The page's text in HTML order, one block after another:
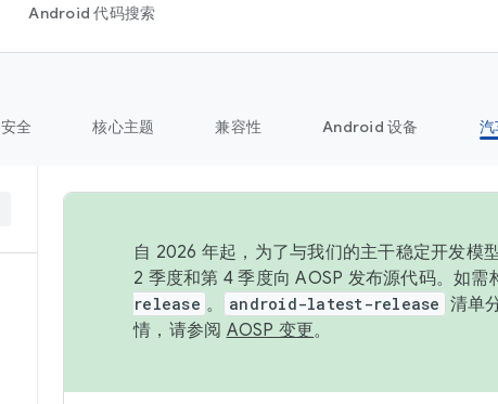
Android 代码搜索
安全 核心主题 兼容性 Android 设备 汽
自 2026 年起，为了与我们的主干稳定开发模
2 季度和第 4 季度向 AOSP 发布源代码。如
release 。 android-latest-release 清单
情，请参阅 AOSP 变更。